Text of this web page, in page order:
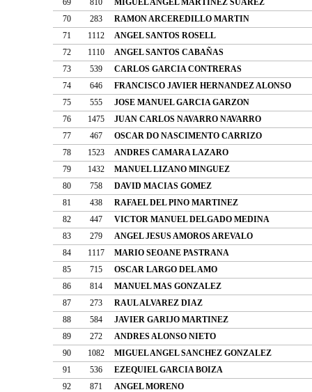
69
810
MIGUEL ANGEL MARTINEZ SUAREZ
70
283
RAMON ARCEREDILLO MARTIN
71
1112
ANGEL SANTOS ROSELL
72
1110
ANGEL SANTOS CABAÑAS
73
539
CARLOS GARCIA CONTRERAS
74
646
FRANCISCO JAVIER HERNANDEZ ALONSO
75
555
JOSE MANUEL GARCIA GARZON
76
1475
JUAN CARLOS NAVARRO NAVARRO
77
467
OSCAR DO NASCIMENTO CARRIZO
78
1523
ANDRES CAMARA LAZARO
79
1432
MANUEL LIZANO MINGUEZ
80
758
DAVID MACIAS GOMEZ
81
438
RAFAEL DEL PINO MARTINEZ
82
447
VICTOR MANUEL DELGADO MEDINA
83
279
ANGEL JESUS AMOROS AREVALO
84
1117
MARIO SEOANE PASTRANA
85
715
OSCAR LARGO DEL AMO
86
814
MANUEL MAS GONZALEZ
87
273
RAUL ALVAREZ DIAZ
88
584
JAVIER GARIJO MARTINEZ
89
272
ANDRES ALONSO NIETO
90
1082
MIGUEL ANGEL SANCHEZ GONZALEZ
91
536
EZEQUIEL GARCIA BOIZA
92
871
ANGEL MORENO